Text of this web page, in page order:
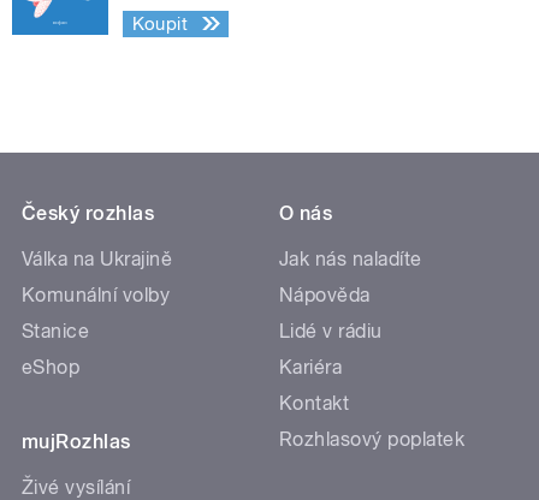
Koupit
Český rozhlas
Válka na Ukrajině
Komunální volby
Stanice
eShop
mujRozhlas
Živé vysílání
O nás
Jak nás naladíte
Nápověda
Lidé v rádiu
Kariéra
Kontakt
Rozhlasový poplatek